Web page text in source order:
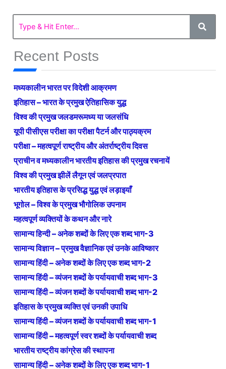
e
o
o
t
r
t
e
e
a
t
p
Recent Posts
मध्यकालीन भारत पर विदेशी आक्रमण
इतिहास – भारत के प्रमुख ऐतिहासिक युद्ध
विश्व की प्रमुख जलडमरूमध्य या जलसंधि
यूपी पीसीएस परीक्षा का परीक्षा पैटर्न और पाठ्यक्रम
परीक्षा – महत्वपूर्ण राष्ट्रीय और अंतर्राष्ट्रीय दिवस
प्राचीन व मध्यकालीन भारतीय इतिहास की प्रमुख रचनायें
विश्व की प्रमुख झीलें लैगून एवं जलप्रपात
भारतीय इतिहास के प्रसिद्ध युद्ध एवं लड़ाइयाँ
भूगोल – विश्व के प्रमुख भौगोलिक उपनाम
महत्वपूर्ण व्यक्तियों के कथन और नारे
सामान्य हिन्दी – अनेक शब्दों के लिए एक शब्द भाग-3
सामान्य विज्ञान – प्रमुख वैज्ञानिक एवं उनके आविष्कार
सामान्य हिंदी – अनेक शब्दों के लिए एक शब्द भाग-2
सामान्य हिंदी – व्यंजन शब्दों के पर्यायवाची शब्द भाग-3
सामान्य हिंदी – व्यंजन शब्दों के पर्यायवाची शब्द भाग-2
इतिहास के प्रमुख व्यक्ति एवं उनकी उपाधि
सामान्य हिंदी – व्यंजन शब्दों के पर्यायवाची शब्द भाग-1
सामान्य हिंदी – महत्वपूर्ण स्वर शब्दों के पर्यायवाची शब्द
भारतीय राष्ट्रीय कांग्रेस की स्थापना
सामान्य हिंदी – अनेक शब्दों के लिए एक शब्द भाग-1